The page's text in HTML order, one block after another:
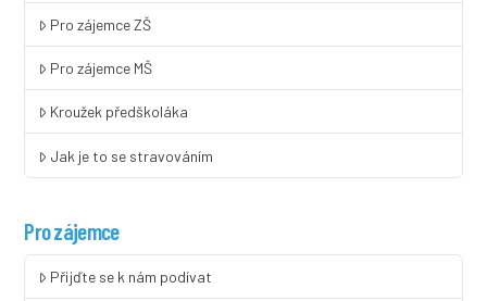
Pro zájemce ZŠ
Pro zájemce MŠ
Kroužek předškoláka
Jak je to se stravováním
Pro zájemce
Přijďte se k nám podívat